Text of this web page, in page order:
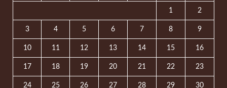
1 2
3 4 5 6 7 8 9
10 11 12 13 14 15 16
17 18 19 20 21 22 23
24 25 26 27 28 29 30